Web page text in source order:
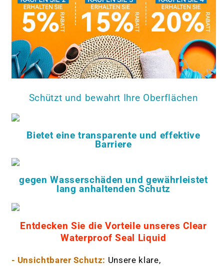
Schützt und bewahrt Ihre Oberflächen
Bietet eine transparente und effektive
Barriere
gegen Wasserschäden und gewährleistet
lang anhaltenden Schutz
Entdecken Sie die Vorteile unseres Clear
Waterproof Seal Liquid
- Unsichtbarer Schutz: Unsere klare,